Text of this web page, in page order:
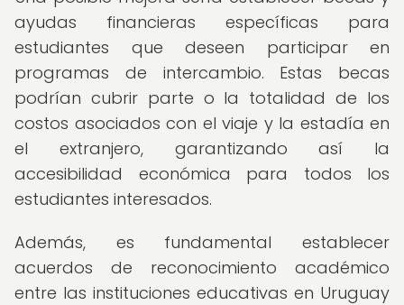
ayudas financieras específicas para
estudiantes que deseen participar en
programas de intercambio. Estas becas
podrían cubrir parte o la totalidad de los
costos asociados con el viaje y la estadía en
el extranjero, garantizando así la
accesibilidad económica para todos los
estudiantes interesados.
Además, es fundamental establecer
acuerdos de reconocimiento académico
entre las instituciones educativas en Uruguay